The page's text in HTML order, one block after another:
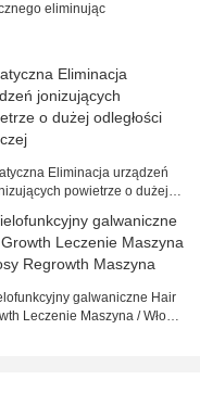
eliminując
Eliminacja urządzeń
powietrze o dużej
galwaniczne Hair
Leczenie Maszyna / Włosy